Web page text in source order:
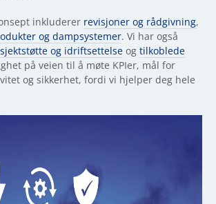
inkluderer revisjoner og rådgivning,
og dampsystemer. Vi har også
og idriftsettelse og tilkoblede
på veien til å møte KPIer, mål for
og sikkerhet, fordi vi hjelper deg hele